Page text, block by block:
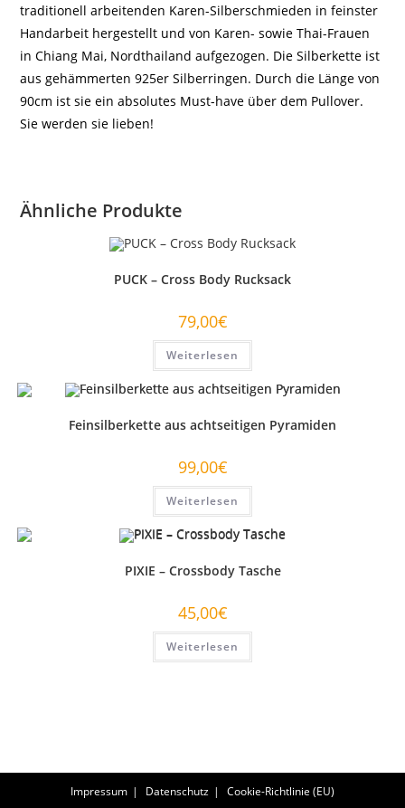
traditionell arbeitenden Karen-Silberschmieden in feinster
Handarbeit hergestellt und von Karen- sowie Thai-Frauen
in Chiang Mai, Nordthailand aufgezogen. Die Silberkette ist
aus gehämmerten 925er Silberringen. Durch die Länge von
90cm ist sie ein absolutes Must-have über dem Pullover.
Sie werden sie lieben!
Ähnliche Produkte
PUCK – Cross Body Rucksack
79,00€
Weiterlesen
Feinsilberkette aus achtseitigen Pyramiden
99,00€
Weiterlesen
PIXIE – Crossbody Tasche
45,00€
Weiterlesen
Impressum Datenschutz Cookie-Richtlinie (EU)